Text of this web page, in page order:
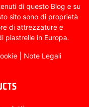
di questo Blog e su
sito sono di proprietà
di attrezzature e
piastrelle in Europa.
Note Legali